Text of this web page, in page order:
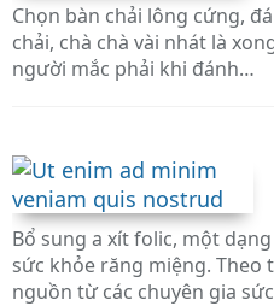
Chọn bàn chải lông cứng,
chải, chà chà vài nhát là
người mắc phải khi đánh…
Bổ sung a xít folic, một
sức khỏe răng miệng. Theo
nguồn từ các chuyên gia